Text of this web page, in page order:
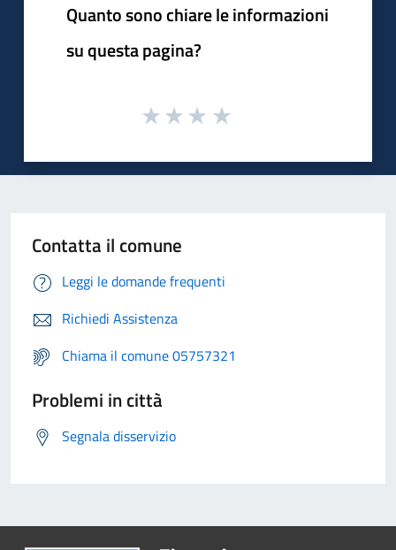
Quanto sono chiare le informazioni
su questa pagina?
Contatta il comune
Leggi le domande frequenti
Richiedi Assistenza
Chiama il comune 05757321
Problemi in città
Segnala disservizio